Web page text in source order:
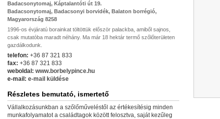
Badacsonytomaj, Káptalantóti út 19.
Badacsonytomaj, Badacsonyi borvidék, Balaton borrégió,
Magyarország 8258
1996-os évjáratú borainkat töltöttük először palackba, amiből sajnos,
csak mutatóba maradt néhány. Ma már 18 hektár termő szőlőterületen
gazdálkodunk.
telefon: +36 87 321 833
fax: +36 87 321 833
weboldal: www.borbelypince.hu
e-mail: e-mail küldése
Részletes bemutató, ismertető
Vállalkozásunkban a szőlőműveléstől az értékesítésig minden
munkafolyamatot a családtagok között felosztva, saját kezűleg